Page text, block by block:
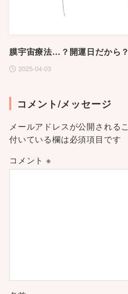
膜宇宙療法…？開運日だから？
2025-04-03
コメント/メッセージ
メールアドレスが公開される
付いている欄は必須項目です
コメント ※